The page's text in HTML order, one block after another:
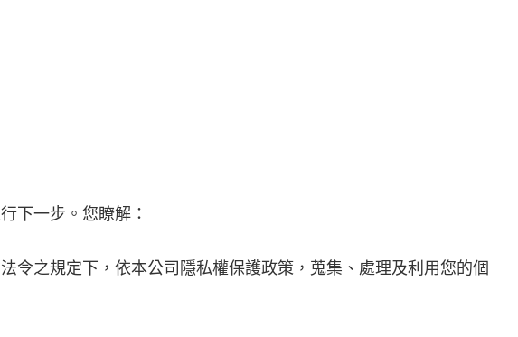
下一步。您瞭解：
令之規定下，依本公司隱私權保護政策，蒐集、處理及利用您的個